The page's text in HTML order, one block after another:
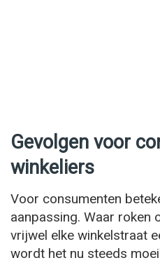
Gevolgen voor
winkeliers
Voor consumenten
aanpassing. Waar roken
vrijwel elke winkelstraat
wordt het nu steeds